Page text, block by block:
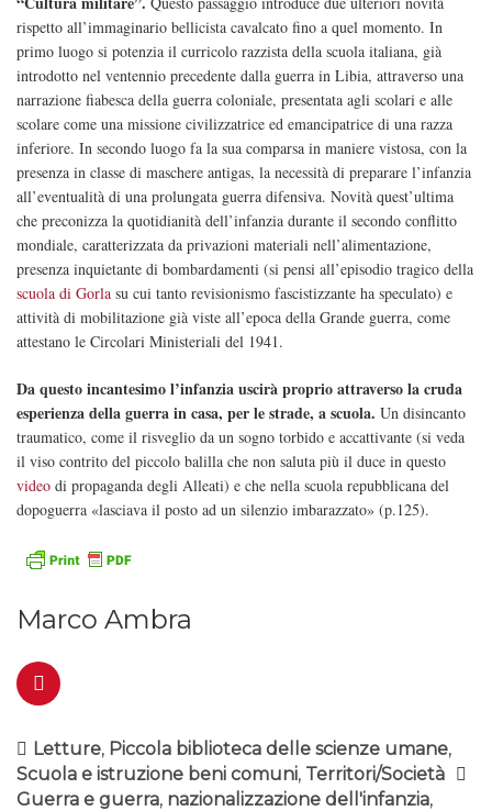
rispetto all’immaginario bellicista cavalcato fino a quel momento. In
primo luogo si potenzia il curricolo razzista della scuola italiana, già
introdotto nel ventennio precedente dalla guerra in Libia, attraverso una
narrazione fiabesca della guerra coloniale, presentata agli scolari e alle
scolare come una missione civilizzatrice ed emancipatrice di una razza
inferiore. In secondo luogo fa la sua comparsa in maniere vistosa, con la
presenza in classe di maschere antigas, la necessità di preparare l’infanzia
all’eventualità di una prolungata guerra difensiva. Novità quest’ultima
che preconizza la quotidianità dell’infanzia durante il secondo conflitto
mondiale, caratterizzata da privazioni materiali nell’alimentazione,
presenza inquietante di bombardamenti (si pensi all’episodio tragico della
scuola di Gorla su cui tanto revisionismo fascistizzante ha speculato) e
attività di mobilitazione già viste all’epoca della Grande guerra, come
attestano le Circolari Ministeriali del 1941.
Da questo incantesimo l’infanzia uscirà proprio attraverso la cruda
esperienza della guerra in casa, per le strade, a scuola. Un disincanto
traumatico, come il risveglio da un sogno torbido e accattivante (si veda
il viso contrito del piccolo balilla che non saluta più il duce in questo
video di propaganda degli Alleati) e che nella scuola repubblicana del
dopoguerra «lasciava il posto ad un silenzio imbarazzato» (p.125).
Marco Ambra
Letture, Piccola biblioteca delle scienze umane,
Scuola e istruzione beni comuni, Territori/Società
Guerra e guerra, nazionalizzazione dell'infanzia,